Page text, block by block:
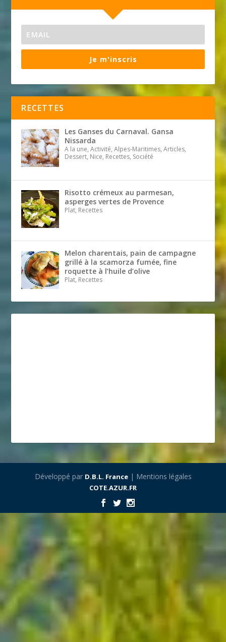
Je m'inscris
RECETTES
Les Ganses du Carnaval. Gansa
Nissarda
A la une, Activité, Alpes-Maritimes, Articles,
Dessert, Nice, Recettes, Société
Risotto crémeux au parmesan,
asperges vertes de Provence
Plat, Recettes
Melon charentais, pain de campagne
grillé à la scamorza fumée, fine
roquette à l’huile d’olive
Plat, Recettes
Développé par D.B.L. France| Mentions légales
COTE.AZUR.FR